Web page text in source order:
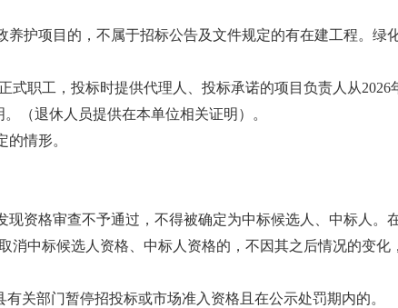
护项目的，不属于招标公告及文件规定的有在建工程。绿
式职工，投标时提供代理人、投标承诺的项目负责人从2026
（退休人员提供在本单位相关证明）。
情形。
资格审查不予通过，不得被确定为中标候选人、中标人。
中标候选人资格、中标人资格的，不因其之后情况的变化
关部门暂停招投标或市场准入资格且在公示处罚期内的。